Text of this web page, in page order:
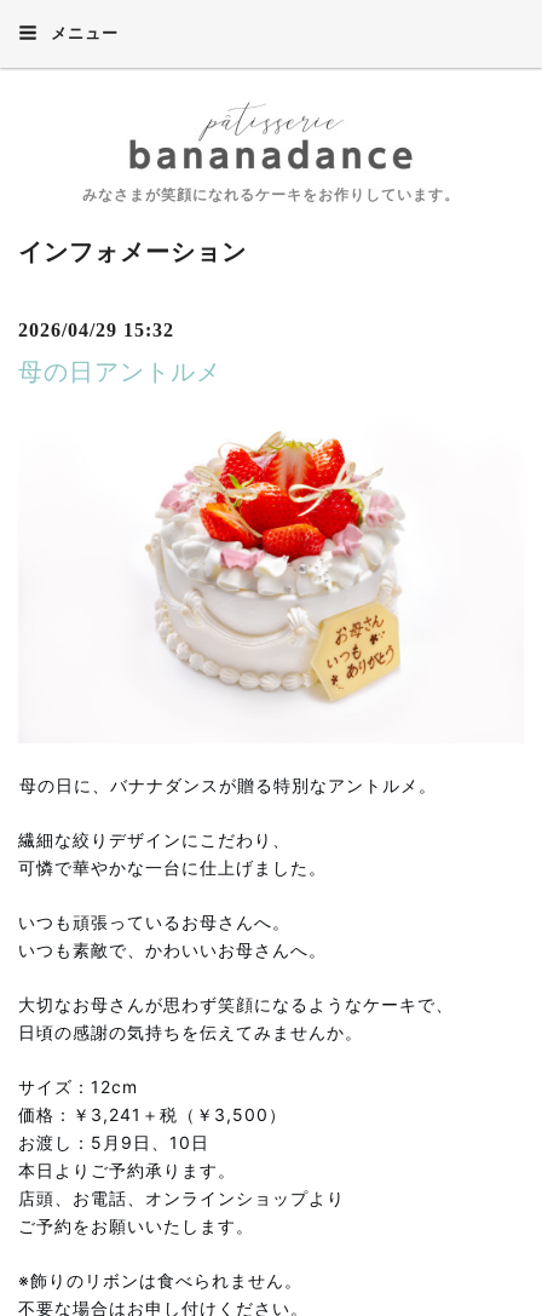
メニュー
みなさまが笑顔になれるケーキをお作りしています。
インフォメーション
2026/04/29 15:32
母の日アントルメ
母の日に、バナナダンスが贈る特別なアントルメ。
繊細な絞りデザインにこだわり、
可憐で華やかな一台に仕上げました。
いつも頑張っているお母さんへ。
いつも素敵で、かわいいお母さんへ。
大切なお母さんが思わず笑顔になるようなケーキで、
日頃の感謝の気持ちを伝えてみませんか。
サイズ：12cm
価格：￥3,241＋税（￥3,500）
お渡し：5月9日、10日
本日よりご予約承ります。
店頭、お電話、オンラインショップより
ご予約をお願いいたします。
※飾りのリボンは食べられません。
不要な場合はお申し付けください。